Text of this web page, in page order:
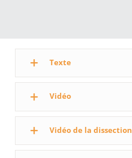
Texte
Vidéo
Vidéo de la dissection